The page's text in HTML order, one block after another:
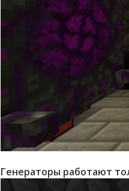
Генераторы работают